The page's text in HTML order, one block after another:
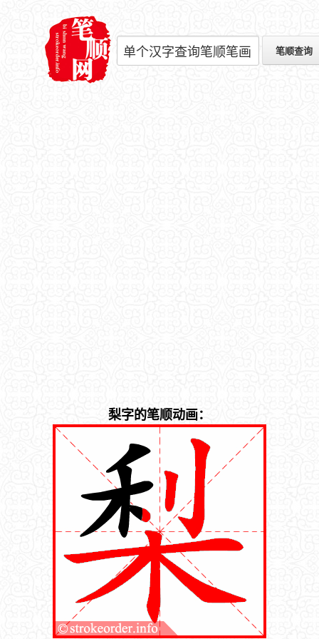
梨字的笔顺动画：